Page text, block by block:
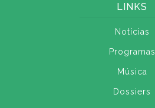
LINKS
Notícias
Programas
Música
Dossiers